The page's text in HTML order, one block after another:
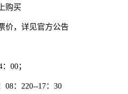
购买
，详见官方公告
00；
：220--17：30